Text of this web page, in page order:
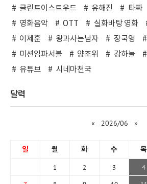
클린트이스트우드
유해진 타짜
영화음악
OTT 실화바탕 영화
이제훈
왕과사는남자 장국영
미션임파서블
양조위 강하늘
유튜브
시네마천국
달력
« 2026/06 »
일 월 화 수 목
1 2 3 4